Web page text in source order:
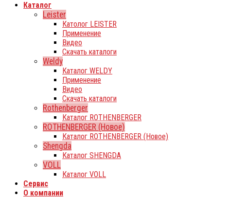
Каталог
Leister
Католог LEISTER
Применение
Видео
Скачать каталоги
Weldy
Каталог WELDY
Применение
Видео
Скачать каталоги
Rothenberger
Каталог ROTHENBERGER
ROTHENBERGER (Новое)
Каталог ROTHENBERGER (Новое)
Shengda
Каталог SHENGDA
VOLL
Каталог VOLL
Сервис
О компании